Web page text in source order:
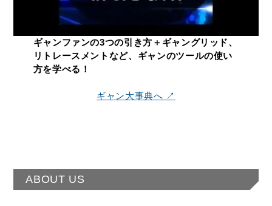
ギャンファンの3つの引き方＋ギャングリッド、
リトレースメントなど、ギャンのツールの使い
方を学べる！
ギャン大事典へ ↗
ABOUT US